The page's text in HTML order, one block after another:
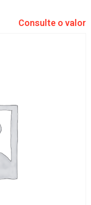
Consulte o valor